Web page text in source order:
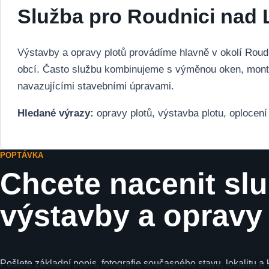
Služba pro Roudnici nad
Výstavby a opravy plotů provádíme hlavně v okolí
obcí. Často službu kombinujeme s výměnou oken,
navazujícími stavebními úpravami.
Hledané výrazy: opravy plotů, výstavba plotu,
POPTÁVKA
Chcete nacenit
výstavby a
Pošlete základní popis, fotografie současného stavu, lokalitu